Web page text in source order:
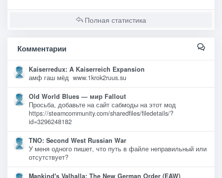
Полная статистика
Комментарии
Kaiserredux: A Kaiserreich Expansion
амф гаш мёд www.1krok2ruus.su
Old World Blues — мир Fallout
Просьба, добавьте на сайт сабмоды на этот мод
https://steamcommunity.com/sharedfiles/filedetails/?
id=3296248182
TNO: Second West Russian War
У меня одного пишет, что путь в файле неправильный или
отсутствует?
Mankind's Valhalla: The New German Order (EAW)